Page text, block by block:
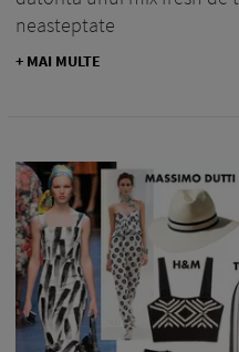
neasteptate
+ MAI MULTE